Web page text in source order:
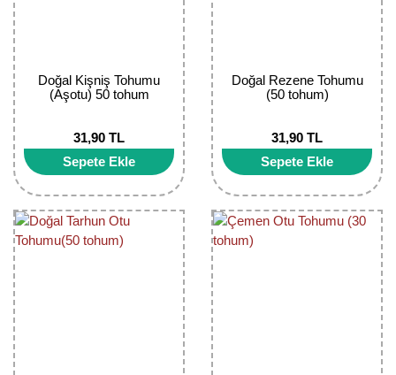
Doğal Kişniş Tohumu
(Aşotu) 50 tohum
31,90 TL
Sepete Ekle
Doğal Rezene Tohumu
(50 tohum)
31,90 TL
Sepete Ekle
Liçi Fidanı
Malta Eriği Fidanı
Mango Fidanı
Melez Meyveler